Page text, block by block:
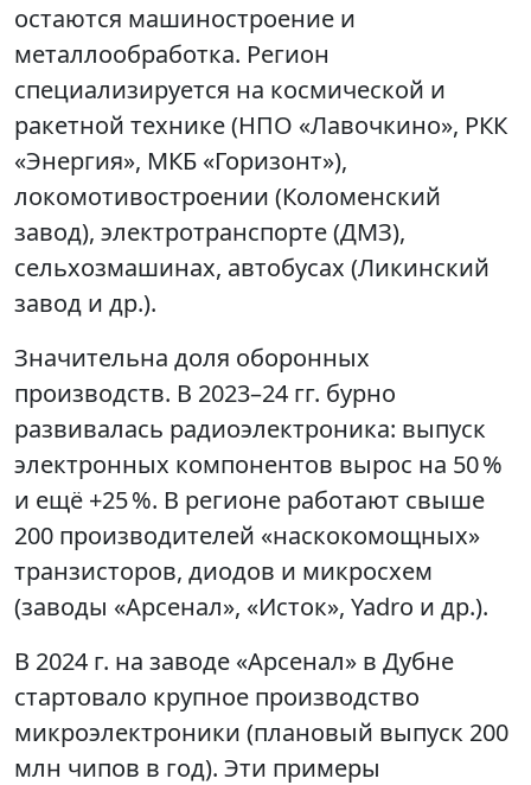
остаются машиностроение и
металлообработка. Регион
специализируется на космической и
ракетной технике (НПО «Лавочкино», РКК
«Энергия», МКБ «Горизонт»),
локомотивостроении (Коломенский
завод), электротранспорте (ДМЗ),
сельхозмашинах, автобусах (Ликинский
завод и др.).
Значительна доля оборонных
производств. В 2023–24 гг. бурно
развивалась радиоэлектроника: выпуск
электронных компонентов вырос на 50 %
и ещё +25 %. В регионе работают свыше
200 производителей «наскокомощных»
транзисторов, диодов и микросхем
(заводы «Арсенал», «Исток», Yadro и др.).
В 2024 г. на заводе «Арсенал» в Дубне
стартовало крупное производство
микроэлектроники (плановый выпуск 200
млн чипов в год). Эти примеры